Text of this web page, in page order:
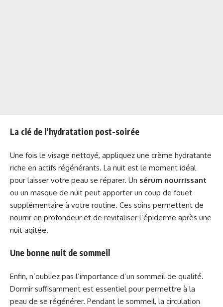
La clé de l’hydratation post-soirée
Une fois le visage nettoyé, appliquez une crème hydratante
riche en actifs régénérants. La nuit est le moment idéal
pour laisser votre peau se réparer. Un sérum nourrissant
ou un masque de nuit peut apporter un coup de fouet
supplémentaire à votre routine. Ces soins permettent de
nourrir en profondeur et de revitaliser l’épiderme après une
nuit agitée.
Une bonne nuit de sommeil
Enfin, n’oubliez pas l’importance d’un sommeil de qualité.
Dormir suffisamment est essentiel pour permettre à la
peau de se régénérer. Pendant le sommeil, la circulation